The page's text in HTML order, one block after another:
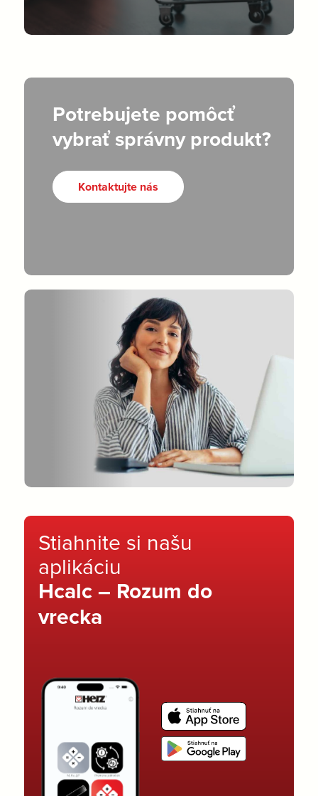
Potrebujete pomôcť
vybrať správny produkt?
Kontaktujte nás
Stiahnite si našu
aplikáciu
Hcalc – Rozum do
vrecka